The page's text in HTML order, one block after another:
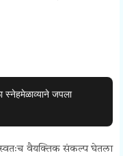
स्नेहमेळाव्याने जपला
स्वतःच वैयक्तिक संकल्प घेतला